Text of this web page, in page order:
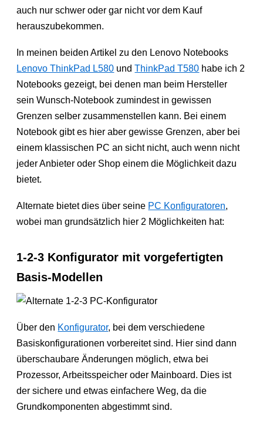
auch nur schwer oder gar nicht vor dem Kauf
herauszubekommen.
In meinen beiden Artikel zu den Lenovo Notebooks
Lenovo ThinkPad L580 undThinkPad T580 habe ich 2
Notebooks gezeigt, bei denen man beim Hersteller
sein Wunsch-Notebook zumindest in gewissen
Grenzen selber zusammenstellen kann. Bei einem
Notebook gibt es hier aber gewisse Grenzen, aber bei
einem klassischen PC an sicht nicht, auch wenn nicht
jeder Anbieter oder Shop einem die Möglichkeit dazu
bietet.
Alternate bietet dies über seine PC Konfiguratoren,
wobei man grundsätzlich hier 2 Möglichkeiten hat:
1-2-3 Konfigurator mit vorgefertigten
Basis-Modellen
Über den Konfigurator, bei dem verschiedene
Basiskonfigurationen vorbereitet sind. Hier sind dann
überschaubare Änderungen möglich, etwa bei
Prozessor, Arbeitsspeicher oder Mainboard. Dies ist
der sichere und etwas einfachere Weg, da die
Grundkomponenten abgestimmt sind.